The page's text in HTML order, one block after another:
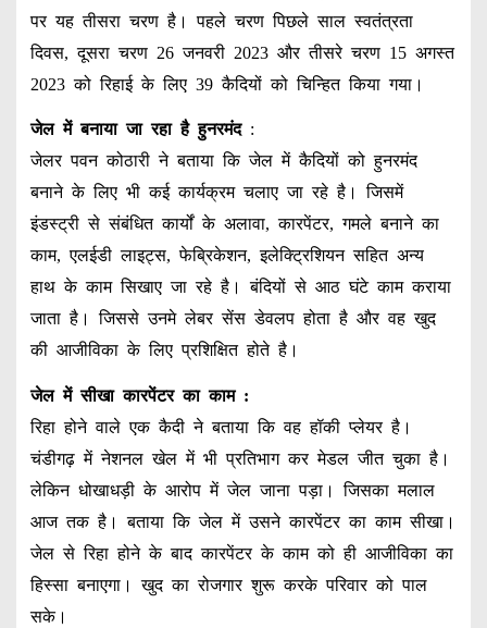
पर यह तीसरा चरण है। पहले चरण पिछले साल स्वतंत्रता
दिवस, दूसरा चरण 26 जनवरी 2023 और तीसरे चरण 15 अगस्त
2023 को रिहाई के लिए 39 कैदियों को चिन्हित किया गया।
जेल में बनाया जा रहा है हुनरमंद:
जेलर पवन कोठारी ने बताया कि जेल में कैदियों को हुनरमंद
बनाने के लिए भी कई कार्यक्रम चलाए जा रहे है। जिसमें
इंडस्ट्री से संबंधित कार्यों के अलावा, कारपेंटर, गमले बनाने का
काम, एलईडी लाइट्स, फेब्रिकेशन, इलेक्ट्रिशियन सहित अन्य
हाथ के काम सिखाए जा रहे है। बंदियों से आठ घंटे काम कराया
जाता है। जिससे उनमे लेबर सेंस डेवलप होता है और वह खुद
की आजीविका के लिए प्रशिक्षित होते है।
जेल में सीखा कारपेंटर का काम :
रिहा होने वाले एक कैदी ने बताया कि वह हॉकी प्लेयर है।
चंडीगढ़ में नेशनल खेल में भी प्रतिभाग कर मेडल जीत चुका है।
लेकिन धोखाधड़ी के आरोप में जेल जाना पड़ा। जिसका मलाल
आज तक है। बताया कि जेल में उसने कारपेंटर का काम सीखा।
जेल से रिहा होने के बाद कारपेंटर के काम को ही आजीविका का
हिस्सा बनाएगा। खुद का रोजगार शुरू करके परिवार को पाल
सके।